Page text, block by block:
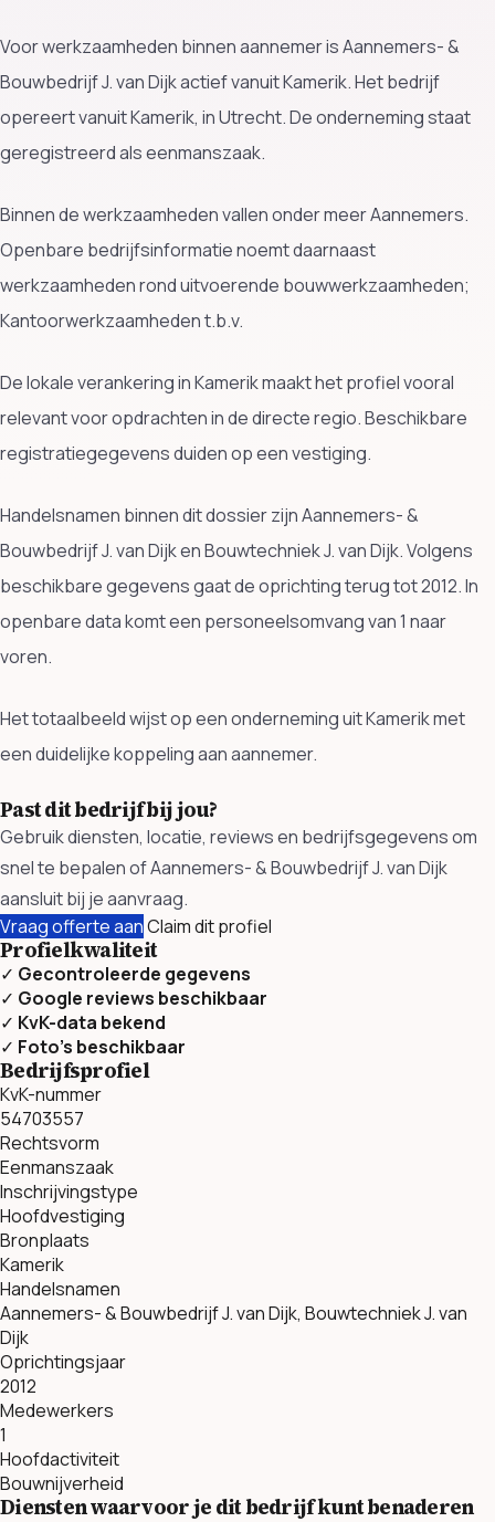
Voor werkzaamheden binnen aannemer is Aannemers- &
Bouwbedrijf J. van Dijk actief vanuit Kamerik. Het bedrijf
opereert vanuit Kamerik, in Utrecht. De onderneming staat
geregistreerd als eenmanszaak.
Binnen de werkzaamheden vallen onder meer Aannemers.
Openbare bedrijfsinformatie noemt daarnaast
werkzaamheden rond uitvoerende bouwwerkzaamheden;
Kantoorwerkzaamheden t.b.v.
De lokale verankering in Kamerik maakt het profiel vooral
relevant voor opdrachten in de directe regio. Beschikbare
registratiegegevens duiden op een vestiging.
Handelsnamen binnen dit dossier zijn Aannemers- &
Bouwbedrijf J. van Dijk en Bouwtechniek J. van Dijk. Volgens
beschikbare gegevens gaat de oprichting terug tot 2012. In
openbare data komt een personeelsomvang van 1 naar
voren.
Het totaalbeeld wijst op een onderneming uit Kamerik met
een duidelijke koppeling aan aannemer.
Past dit bedrijf bij jou?
Gebruik diensten, locatie, reviews en bedrijfsgegevens om
snel te bepalen of Aannemers- & Bouwbedrijf J. van Dijk
aansluit bij je aanvraag.
Vraag offerte aanClaim dit profiel
Profielkwaliteit
✓ Gecontroleerde gegevens
✓ Google reviews beschikbaar
✓ KvK-data bekend
✓ Foto’s beschikbaar
Bedrijfsprofiel
KvK-nummer
54703557
Rechtsvorm
Eenmanszaak
Inschrijvingstype
Hoofdvestiging
Bronplaats
Kamerik
Handelsnamen
Aannemers- & Bouwbedrijf J. van Dijk, Bouwtechniek J. van
Dijk
Oprichtingsjaar
2012
Medewerkers
1
Hoofdactiviteit
Bouwnijverheid
Diensten waarvoor je dit bedrijf kunt benaderen